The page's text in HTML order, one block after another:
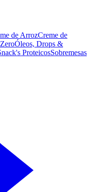
de ArrozCreme de
Óleos, Drops &
ProteicosSobremesas